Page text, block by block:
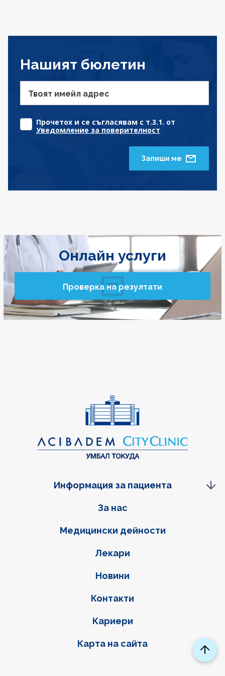
Нашият бюлетин
Твоят имейл адрес
Прочетох и се съгласявам с т.3.1. от
Уведомление за поверителност
Запиши ме
Онлайн услуги
Проверка на резултати
Фуутер навигация
За нас
Медицински дейности
Лекари
Новини
Контакти
Кариери
Карта на сайта
Информация за пациента